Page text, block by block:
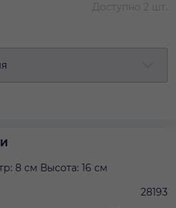
Доступно 2 шт.
8 см Высота: 16 см
28193